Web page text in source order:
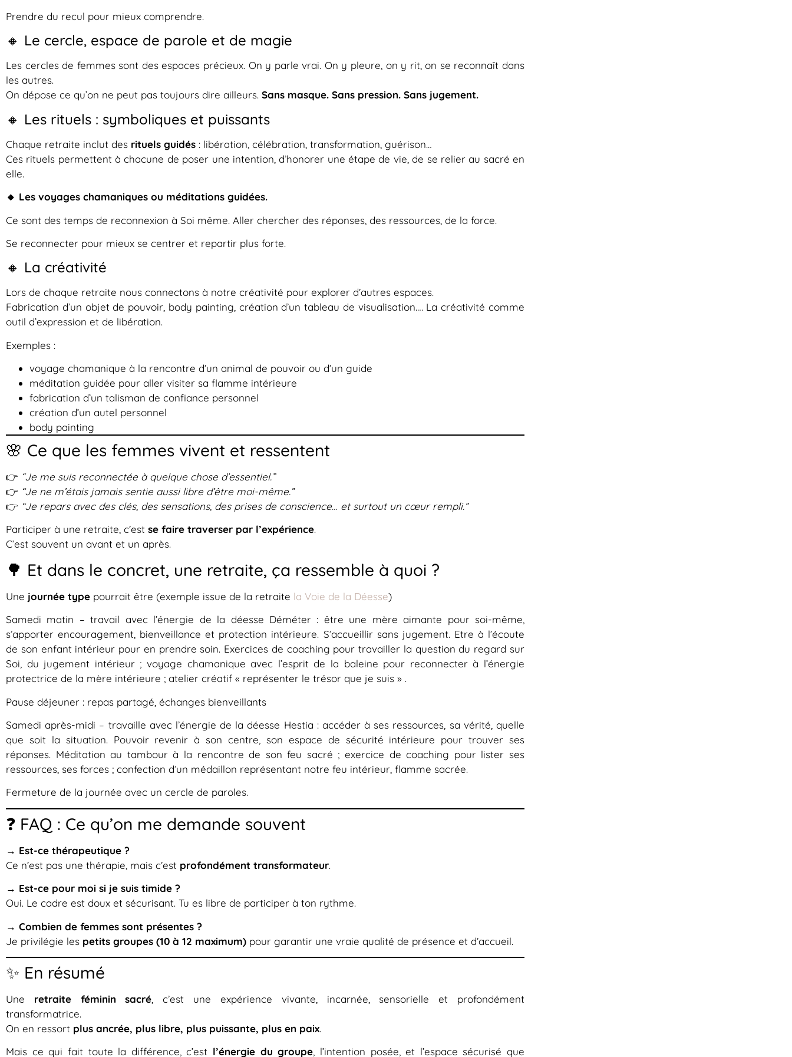
Prendre du recul pour mieux comprendre.
🔸 Le cercle, espace de parole et de magie
Les cercles de femmes sont des espaces précieux. On y parle vrai. On y pleure, on y rit, on se reconnaît dans
les autres.
On dépose ce qu’on ne peut pas toujours dire ailleurs. Sans masque. Sans pression. Sans jugement.
🔸 Les rituels : symboliques et puissants
Chaque retraite inclut des rituels guidés : libération, célébration, transformation, guérison…
Ces rituels permettent à chacune de poser une intention, d’honorer une étape de vie, de se relier au sacré en
elle.
🔸 Les voyages chamaniques ou méditations guidées.
Ce sont des temps de reconnexion à Soi même. Aller chercher des réponses, des ressources, de la force.
Se reconnecter pour mieux se centrer et repartir plus forte.
🔸 La créativité
Lors de chaque retraite nous connectons à notre créativité pour explorer d’autres espaces.
Fabrication d’un objet de pouvoir, body painting, création d’un tableau de visualisation…. La créativité comme
outil d’expression et de libération.
Exemples :
voyage chamanique à la rencontre d’un animal de pouvoir ou d’un guide
méditation guidée pour aller visiter sa flamme intérieure
fabrication d’un talisman de confiance personnel
création d’un autel personnel
body painting
🌸 Ce que les femmes vivent et ressentent
👉 “Je me suis reconnectée à quelque chose d’essentiel.”
👉 “Je ne m’étais jamais sentie aussi libre d’être moi-même.”
👉 “Je repars avec des clés, des sensations, des prises de conscience… et surtout un cœur rempli.”
Participer à une retraite, c’est se faire traverser par l’expérience.
C’est souvent un avant et un après.
🌳 Et dans le concret, une retraite, ça ressemble à quoi ?
Une journée type pourrait être (exemple issue de la retraite la Voie de la Déesse)
Samedi matin – travail avec l’énergie de la déesse Déméter : être une mère aimante pour soi-même,
s’apporter encouragement, bienveillance et protection intérieure. S’accueillir sans jugement. Etre à l’écoute
de son enfant intérieur pour en prendre soin. Exercices de coaching pour travailler la question du regard sur
Soi, du jugement intérieur ; voyage chamanique avec l’esprit de la baleine pour reconnecter à l’énergie
protectrice de la mère intérieure ; atelier créatif « représenter le trésor que je suis » .
Pause déjeuner : repas partagé, échanges bienveillants
Samedi après-midi – travaille avec l’énergie de la déesse Hestia : accéder à ses ressources, sa vérité, quelle
que soit la situation. Pouvoir revenir à son centre, son espace de sécurité intérieure pour trouver ses
réponses. Méditation au tambour à la rencontre de son feu sacré ; exercice de coaching pour lister ses
ressources, ses forces ; confection d’un médaillon représentant notre feu intérieur, flamme sacrée.
Fermeture de la journée avec un cercle de paroles.
❓ FAQ : Ce qu’on me demande souvent
→ Est-ce thérapeutique ?
Ce n’est pas une thérapie, mais c’est profondément transformateur.
→ Est-ce pour moi si je suis timide ?
Oui. Le cadre est doux et sécurisant. Tu es libre de participer à ton rythme.
→ Combien de femmes sont présentes ?
Je privilégie les petits groupes (10 à 12 maximum) pour garantir une vraie qualité de présence et d’accueil.
✨ En résumé
Une retraite féminin sacré , c’est une expérience vivante, incarnée, sensorielle et profondément
transformatrice.
On en ressort plus ancrée, plus libre, plus puissante, plus en paix.
Mais ce qui fait toute la différence, c’est l’énergie du groupe, l’intention posée, et l’espace sécurisé que